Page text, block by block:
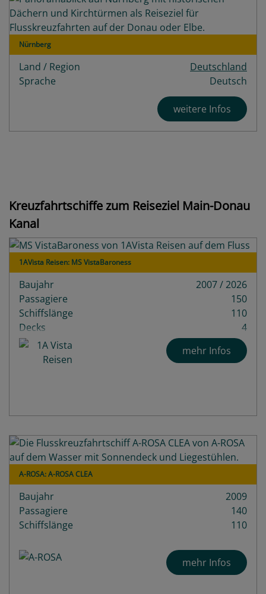
Nürnberg
Land / Region
Deutschland
Sprache
Deutsch
weitere Infos
Kreuzfahrtschiffe zum Reiseziel Main-Donau
Kanal
1AVista Reisen: MS VistaBaroness
Baujahr
2007 / 2026
Passagiere
150
Schiffslänge
110
Decks
4
mehr Infos
A-ROSA: A-ROSA CLEA
Baujahr
2009
Passagiere
140
Schiffslänge
110
mehr Infos